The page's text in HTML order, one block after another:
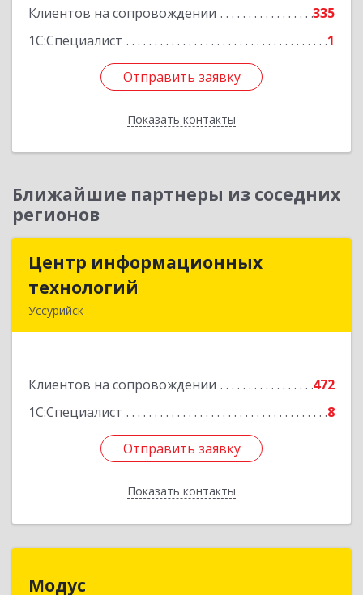
Клиентов на сопровождении
335
1С:Специалист
1
Отправить заявку
Показать контакты
Отправить заявку
Назад
Ближайшие партнеры из соседних
регионов
Центр информационных
технологий
Уссурийск
Клиентов на сопровождении
472
1С:Специалист
8
Отправить заявку
Показать контакты
Центр информационных
Подробнее
Отправить заявку
Назад
Модус